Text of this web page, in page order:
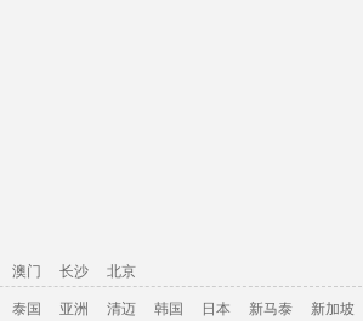
澳门 长沙 北京
泰国 亚洲 清迈 韩国 日本 新马泰 新加坡